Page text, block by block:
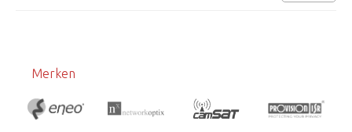
Merken